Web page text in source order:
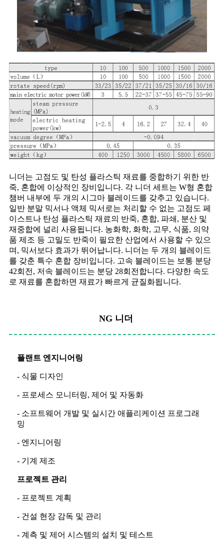
니더는 고점도 및 탄성 플라스틱 재료를 중합하기 위한 반
죽, 혼합에 이상적인 장비입니다. 각 니더 세트는 W형 혼합
챔버 내부에 두 개의 시그마 블레이드를 갖추고 있습니다.
일반 분말 믹서나 액체 믹서로는 처리할 수 없는 고점도 페
이스트나 탄성 플라스틱 재료의 반죽, 혼합, 파쇄, 분산 및
재중합에 널리 사용됩니다. 농화학, 화학, 고무, 식품, 의약
품 제조 등 고밀도 반죽이 필요한 산업에서 사용할 수 있으
며, 믹서보다 효과가 뛰어납니다. 니더는 두 개의 블레이드
를 갖춘 특수 혼합 장비입니다. 고속 블레이드는 보통 분당
42회전, 저속 블레이드는 분당 28회전합니다. 다양한 속도
로 재료를 혼합하면 재료가 빠르게 균질화됩니다.
NG 니더
플랜트 엔지니어링
- 식물 디자인
- 프로세스 모니터링, 제어 및 자동화
- 소프트웨어 개발 및 실시간 애플리케이션 프로그래
밍
- 엔지니어링
- 기계 제조
프로젝트 관리
- 프로젝트 계획
- 건설 현장 감독 및 관리
- 계측 및 제어 시스템의 설치 및 테스트